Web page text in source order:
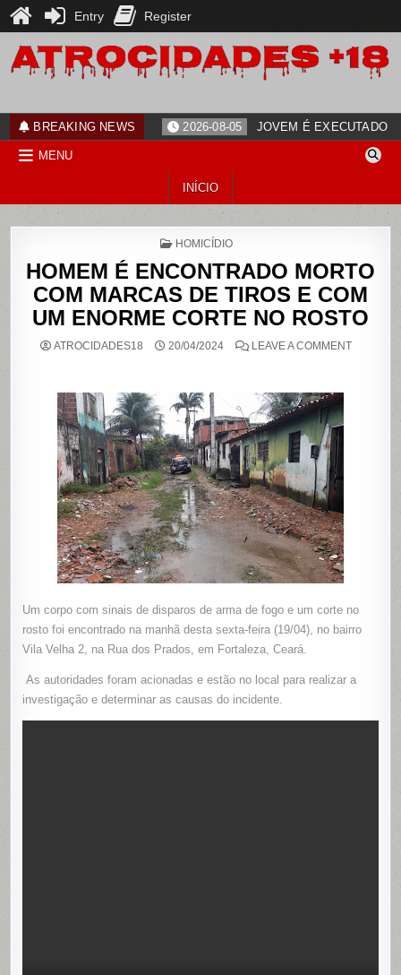
content
BREAKING NEWS 2026-08-05 JOVEM É EXECUTADO
MENU
INÍCIO
POSTED
HOMICÍDIO
HOMEM É ENCONTRADO MORTO
COM MARCAS DE TIROS E COM
UM ENORME CORTE NO ROSTO
ATROCIDADES18 20/04/2024 LEAVE A COMMENTON
Um corpo com sinais de disparos de arma de fogo e um corte no
rosto foi encontrado na manhã desta sexta-feira (19/04), no bairro
Vila Velha 2, na Rua dos Prados, em Fortaleza, Ceará.
As autoridades foram acionadas e estão no local para realizar a
investigação e determinar as causas do incidente.
Entry Register